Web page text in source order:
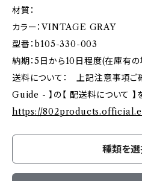
材質：
カラー：VINTAGE GRAY
型番：b105-330-003
納期：5日から10日程度(在庫有
送料について： 上記注意事項
Guide - 】の【 配送料について 】
https://
種類を選